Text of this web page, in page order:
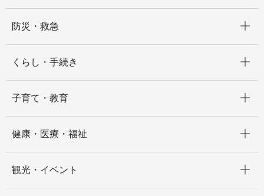
防災・救急
くらし・手続き
子育て・教育
健康・医療・福祉
観光・イベント